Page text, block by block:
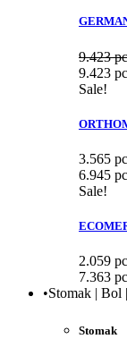
9.423
9.423
Sale!
3.565
6.945
Sale!
2.059
7.363
•Stomak | Bol
Stomak